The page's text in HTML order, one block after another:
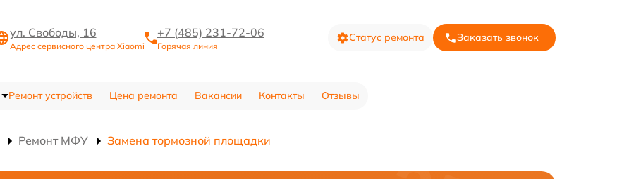
ул. Свободы, 16
Адрес сервисного центра Xiaomi
+7 (485) 231-72-06
Горячая линия
Статус ремонта Заказать звонок
Ремонт устройств Цена ремонта Вакансии Контакты Отзывы
Ремонт МФУ Замена тормозной площадки